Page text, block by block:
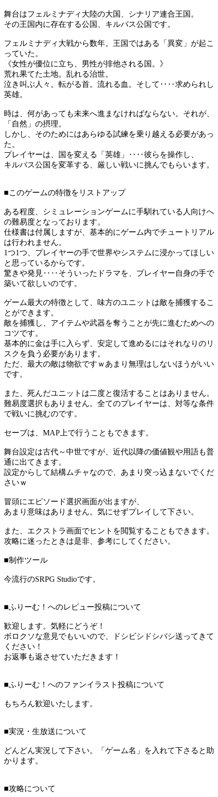
舞台はフェルミナディ大陸の大国、シナリア連合王国。
その王国内に存在する公国、キルバス公国です。
フェルミナディ大戦から数年。王国ではある「異変」が起こ
っていた。
《女性が優位に立ち、男性が排他される国。》
荒れ果てた土地。乱れる治世。
泣き叫ぶ人々。転がる首。流れる血。そして‥‥求められし
英雄。
時は、何があっても未来へ進まなければならない。それが、
「自然」の摂理。
しかし、そのためにはあらゆる試練を乗り越える必要があっ
た。
プレイヤーは、国を変える「英雄」‥‥彼らを操作し、
キルバス公国を変革する、厳しい戦いに挑んでもらいます。
■このゲームの特徴をリストアップ
ある程度、シミュレーションゲームに手馴れている人向けへ
の難易度となっております。
仕様書は付属しますが、基本的にゲーム内でチュートリアル
は行われません。
1つ1つ、プレイヤーの手で世界やシステムに浸かってほしい
と思っているからです。
驚きや発見‥‥そういったドラマを、プレイヤー自身の手で
築いて欲しいのです。
ゲーム最大の特徴として、味方のユニットは敵を捕獲するこ
とができます。
敵を捕獲し、アイテムや武器を奪うことが先に進むためへの
コツです。
基本的に金は手に入らず、安定して進めるにはそれなりのリ
スクを負う必要があります。
ただ、最大の敵は物欲ですｗあまり無理はしないほうがいい
です。
また、死んだユニットは二度と復活することはありません。
難易度選択もありません。全てのプレイヤーは、対等な条件
で戦いに挑むのです。
セーブは、MAP上で行うこともできます。
舞台設定は古代～中世ですが、近代以降の価値観や用語も普
通に出てきます。
設定からして結構ムチャなので、あまり突っ込まないでくだ
さいｗ
冒頭にエピソード選択画面が出ますが、
あまり意味はありません。気にせずプレイして下さい。
また、エクストラ画面でヒントを閲覧することもできます。
攻略に迷ったときは是非、参考にしてください。
■制作ツール
今流行のSRPG Studioです。
■ふりーむ！へのレビュー投稿について
歓迎します。気軽にどうぞ！
ボロクソな意見でもいいので、ドシビシドシバシ送ってきて
ください！
お返事も返させていただきます！
■ふりーむ！へのファンイラスト投稿について
もちろん歓迎いたします。
■実況・生放送について
どんどん実況して下さい。「ゲーム名」を入れて下さると助
かります。
■攻略について